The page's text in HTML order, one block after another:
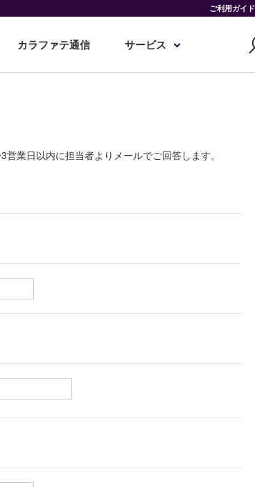
ご利用ガイド
カラファテ通信 サービス
業日以内に担当者よりメールでご回答します。